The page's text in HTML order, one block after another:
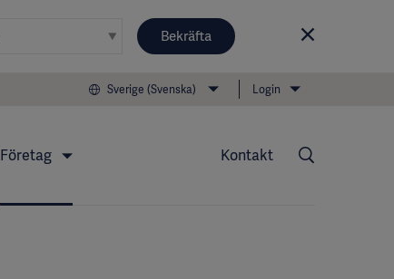
Bekräfta
Sverige (Svenska) Login
Företag Kontakt